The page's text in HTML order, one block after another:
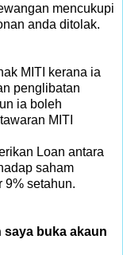
mencukupi
anda ditolak.
MITI kerana ia
penglibatan
ia boleh
MITI
Loan antara
saham
9% setahun.
saya buka akaun